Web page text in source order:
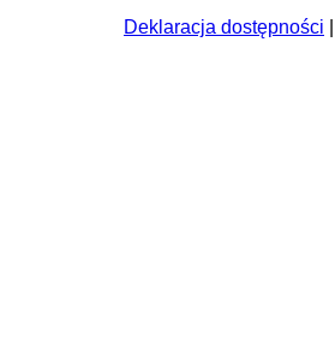
Deklaracja dostępności